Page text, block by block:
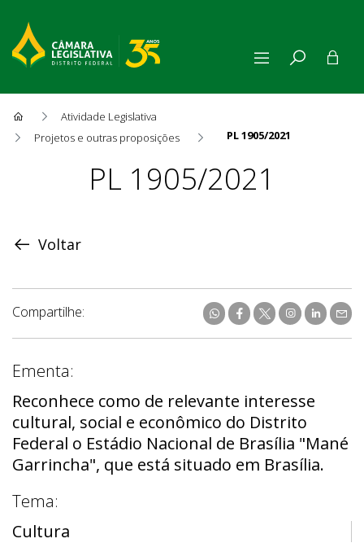
Atividade Legislativa
Projetos e outras proposições
PL 1905/2021
ProposiçãoPL 1905/2021
Voltar
Compartilhe:
Ementa:
Reconhece como de relevante interesse
cultural, social e econômico do Distrito
Federal o Estádio Nacional de Brasília "Mané
Garrincha", que está situado em Brasília.
Tema:
Cultura